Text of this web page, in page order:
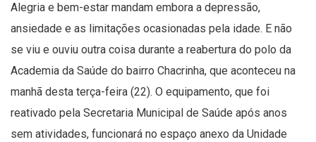
Alegria e bem-estar mandam embora a depressão,
ansiedade e as limitações ocasionadas pela idade. E não
se viu e ouviu outra coisa durante a reabertura do polo da
Academia da Saúde do bairro Chacrinha, que aconteceu na
manhã desta terça-feira (22). O equipamento, que foi
reativado pela Secretaria Municipal de Saúde após anos
sem atividades, funcionará no espaço anexo da Unidade